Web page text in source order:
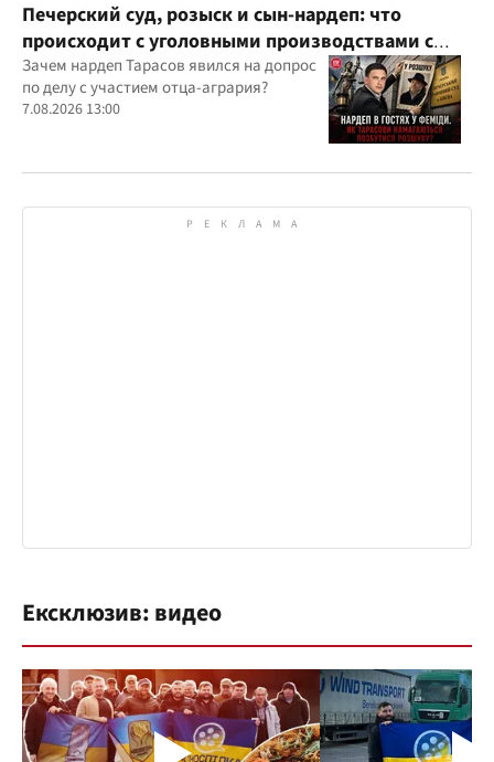
Печерский суд, розыск и сын-нардеп: что
происходит с уголовными производствами с
участием агробарона Тарасова?
Зачем нардеп Тарасов явился на допрос
по делу с участием отца-агрария?
7.08.2026 13:00
Ексклюзив: видео